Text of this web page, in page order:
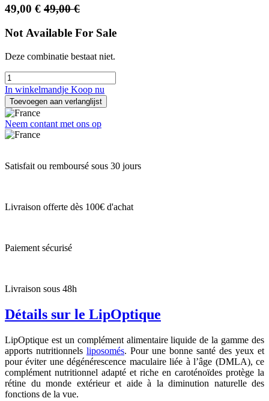
49,00 € 49,00€
Not Available For Sale
Deze combinatie bestaat niet.
In winkelmandje Koop nu
Toevoegen aan verlanglijst
Neem contant met ons op
Satisfait ou remboursé sous 30 jours
Livraison offerte dès 100€ d'achat
Paiement sécurisé
Livraison sous 48h
Détails sur le LipOptique
LipOptique est un complément alimentaire liquide de la gamme des
apports nutritionnels liposomés. Pour une bonne santé des yeux et
pour éviter une dégénérescence maculaire liée à l’âge (DMLA), ce
complément nutritionnel adapté et riche en caroténoïdes protège la
rétine du monde extérieur et aide à la diminution naturelle des
fonctions de la vue.